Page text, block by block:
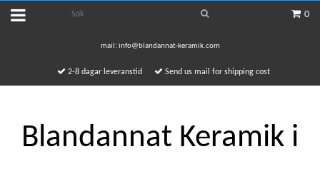
0
mail: info@blandannat-keramik.com
2-8 dagar leveranstid Send us mail for shipping cost
Blandannat Keramik i